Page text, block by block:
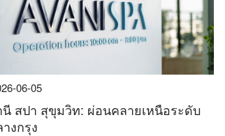
06-05
นี สปา สุขุมวิท: ผ่อนคลายเหนือระดับ
งกรุง